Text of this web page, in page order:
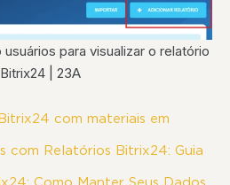
com materiais em
com Relatórios Bitrix24: Guia